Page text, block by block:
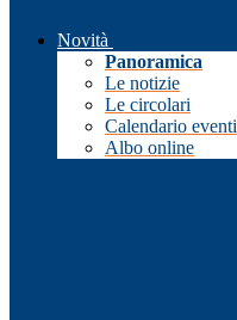
Novità
Panoramica
Le notizie
Le circolari
Calendario eventi
Albo online